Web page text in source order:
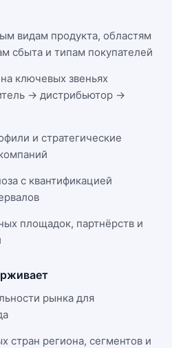
видам продукта, областям
сбыта и типам покупателей
ключевых звеньях
→ дистрибьютор →
и стратегические
с квантификацией
площадок, партнёрств и
рынка для
стран региона, сегментов и